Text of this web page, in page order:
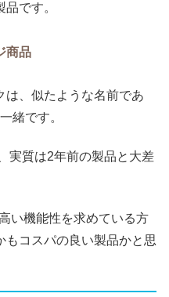
です。
商品
は、似たような名前であ
緒です。
実質は2年前の製品と大差
い機能性を求めている方
もコスパの良い製品かと思